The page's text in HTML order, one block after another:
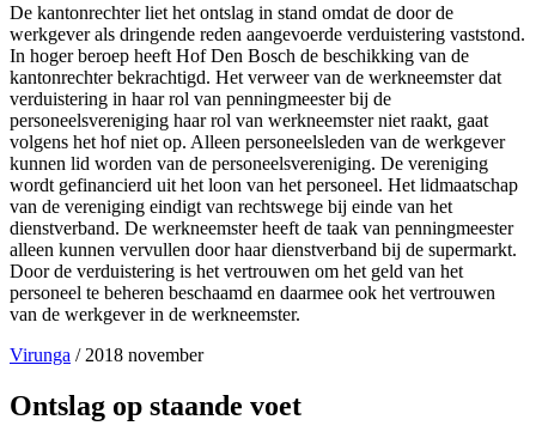
De kantonrechter liet het ontslag in stand omdat de door de
werkgever als dringende reden aangevoerde verduistering vaststond.
In hoger beroep heeft Hof Den Bosch de beschikking van de
kantonrechter bekrachtigd. Het verweer van de werkneemster dat
verduistering in haar rol van penningmeester bij de
personeelsvereniging haar rol van werkneemster niet raakt, gaat
volgens het hof niet op. Alleen personeelsleden van de werkgever
kunnen lid worden van de personeelsvereniging. De vereniging
wordt gefinancierd uit het loon van het personeel. Het lidmaatschap
van de vereniging eindigt van rechtswege bij einde van het
dienstverband. De werkneemster heeft de taak van penningmeester
alleen kunnen vervullen door haar dienstverband bij de supermarkt.
Door de verduistering is het vertrouwen om het geld van het
personeel te beheren beschaamd en daarmee ook het vertrouwen
van de werkgever in de werkneemster.
Virunga / 2018 november
Ontslag op staande voet